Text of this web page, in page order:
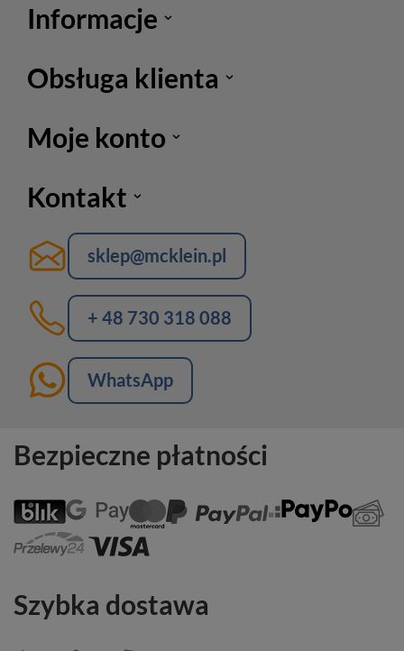
Informacje
Obsługa klienta
Moje konto
Kontakt
sklep@mcklein.pl
+ 48 730 318 088
WhatsApp
Bezpieczne płatności
Szybka dostawa